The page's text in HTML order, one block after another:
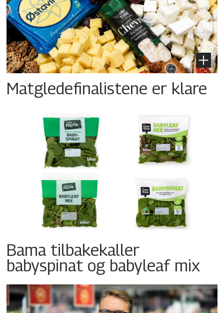
Matgledefinalistene er klare
Bama tilbakekaller
babyspinat og babyleaf mix